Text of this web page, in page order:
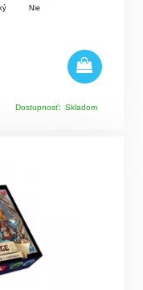
Nie
Dostupnosť: Skladom